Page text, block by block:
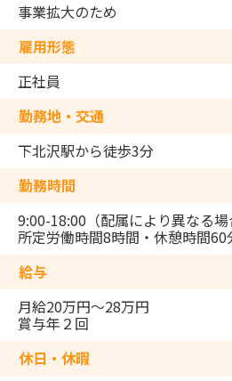
事業拡大のため
雇用形態
正社員
勤務地・交通
下北沢駅から徒歩3分
勤務時間
9:00-18:00（配属により異なる場
所定労働時間8時間・休憩時間60
給与
月給20万円～28万円
賞与年２回
休日・休暇